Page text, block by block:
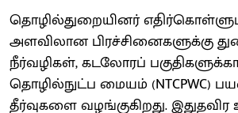
தொழில்துறையினர்
அளவிலான பிரச்சினைகளுக்கு
நீர்வழிகள், கடலோரப்
தொழில்நுட்ப மையம் (NTCPWC)
தீர்வுகளை வழங்குகிறது.